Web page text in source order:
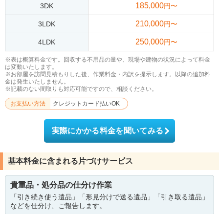
3DK 185,000円〜
3LDK 210,000円〜
4LDK 250,000円〜
※表は概算料金です。回収する不用品の量や、現場や建物の状況によって料金
は変動いたします。
※お部屋を訪問見積もりした後、作業料金・内訳を提示します。以降の追加料
金は発生いたしません。
※記載のない間取りも対応可能ですので、相談ください。
お支払い方法 クレジットカード払いOK
実際にかかる料金を聞いてみる
基本料金に含まれる片づけサービス
貴重品・処分品の仕分け作業
「引き続き使う遺品」「形見分けで送る遺品」「引き取る遺品」
などを仕分け、ご報告します。